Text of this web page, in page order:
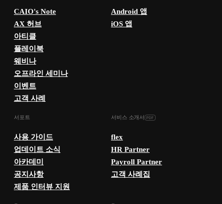
CAIO's Note
AX 허브
아티클
플레이북
웨비나
오프라인 세미나
이벤트
고객 사례
Android 앱
iOS 앱
서포트
사용 가이드
업데이트 소식
아카데미
공지사항
제품 인터뷰 지원
서비스 소개서
flex
HR Partner
Payroll Partner
고객 사례집